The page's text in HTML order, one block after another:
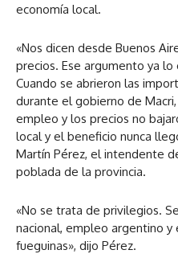
economía local.
«Nos dicen desde Buenos
precios. Ese argumento ya lo
Cuando se abrieron las
durante el gobierno de
empleo y los precios no
local y el beneficio nunca
Martín Pérez, el intendente
poblada de la provincia.
«No se trata de privilegios.
nacional, empleo argentino
fueguinas», dijo Pérez.